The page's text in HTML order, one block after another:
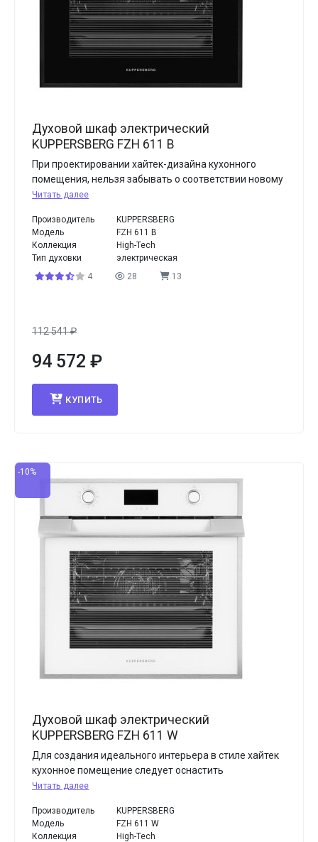
Духовой шкаф электрический
KUPPERSBERG FZH 611 B
При проектировании хайтек-дизайна кухонного
помещения, нельзя забывать о соответствии новому
Читать далее
Производитель
KUPPERSBERG
Модель
FZH 611 B
Коллекция
High-Tech
Тип духовки
электрическая
4
28 13
112 541₽
94 572 ₽
КУПИТЬ
-10%
Духовой шкаф электрический
KUPPERSBERG FZH 611 W
Для создания идеального интерьера в стиле хайтек
кухонное помещение следует оснастить
Читать далее
Производитель
KUPPERSBERG
Модель
FZH 611 W
Коллекция
High-Tech